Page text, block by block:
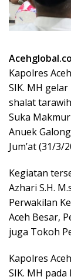
Kapolres
SIK. MH
shalat
Suka
Anuek
Jum’at (31/3/
Kegiatan
Azhari S.H.
Perwakilan
Aceh Besar,
juga Tokoh
Kapolres
SIK. MH